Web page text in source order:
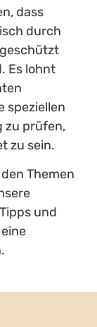
dass
durch
Es lohnt
speziellen
zu prüfen,
zu sein.
Themen
und